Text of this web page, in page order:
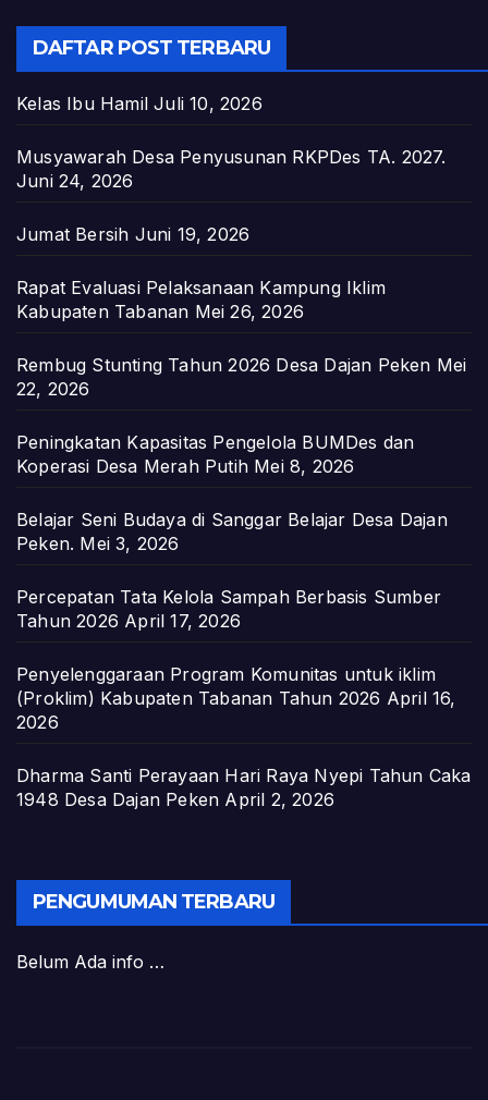
DAFTAR POST TERBARU
Kelas Ibu Hamil Juli 10, 2026
Musyawarah Desa Penyusunan RKPDes TA. 2027.
Juni 24, 2026
Jumat Bersih Juni 19, 2026
Rapat Evaluasi Pelaksanaan Kampung Iklim
Kabupaten Tabanan Mei 26, 2026
Rembug Stunting Tahun 2026 Desa Dajan Peken Mei
22, 2026
Peningkatan Kapasitas Pengelola BUMDes dan
Koperasi Desa Merah Putih Mei 8, 2026
Belajar Seni Budaya di Sanggar Belajar Desa Dajan
Peken. Mei 3, 2026
Percepatan Tata Kelola Sampah Berbasis Sumber
Tahun 2026 April 17, 2026
Penyelenggaraan Program Komunitas untuk iklim
(Proklim) Kabupaten Tabanan Tahun 2026 April 16,
2026
Dharma Santi Perayaan Hari Raya Nyepi Tahun Caka
1948 Desa Dajan Peken April 2, 2026
PENGUMUMAN TERBARU
Belum Ada info …